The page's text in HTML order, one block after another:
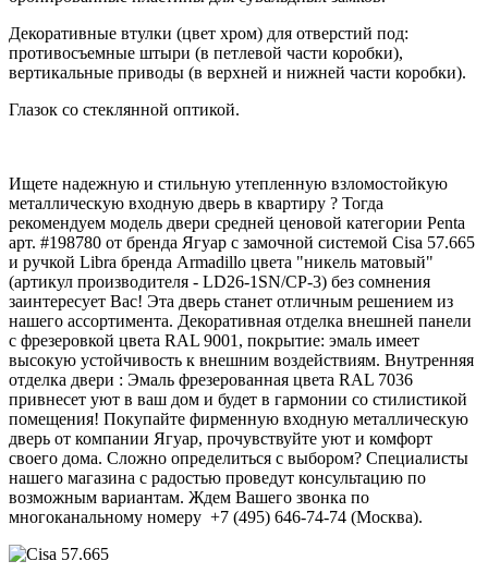
Декоративные втулки (цвет хром) для отверстий под:
противосъемные штыри (в петлевой части коробки),
вертикальные приводы (в верхней и нижней части коробки).
Глазок со стеклянной оптикой.
Ищете надежную и стильную утепленную взломостойкую
металлическую входную дверь в квартиру ? Тогда
рекомендуем модель двери средней ценовой категории Penta
арт. #198780 от бренда Ягуар с замочной системой Cisa 57.665
и ручкой Libra бренда Armadillo цвета "никель матовый"
(артикул производителя - LD26-1SN/CP-3) без сомнения
заинтересует Вас! Эта дверь станет отличным решением из
нашего ассортимента. Декоративная отделка внешней панели
с фрезеровкой цвета RAL 9001, покрытие: эмаль имеет
высокую устойчивость к внешним воздействиям. Внутренняя
отделка двери : Эмаль фрезерованная цвета RAL 7036
привнесет уют в ваш дом и будет в гармонии со стилистикой
помещения! Покупайте фирменную входную металлическую
дверь от компании Ягуар, прочувствуйте уют и комфорт
своего дома. Сложно определиться с выбором? Специалисты
нашего магазина с радостью проведут консультацию по
возможным вариантам. Ждем Вашего звонка по
многоканальному номеру +7 (495) 646-74-74 (Москва).